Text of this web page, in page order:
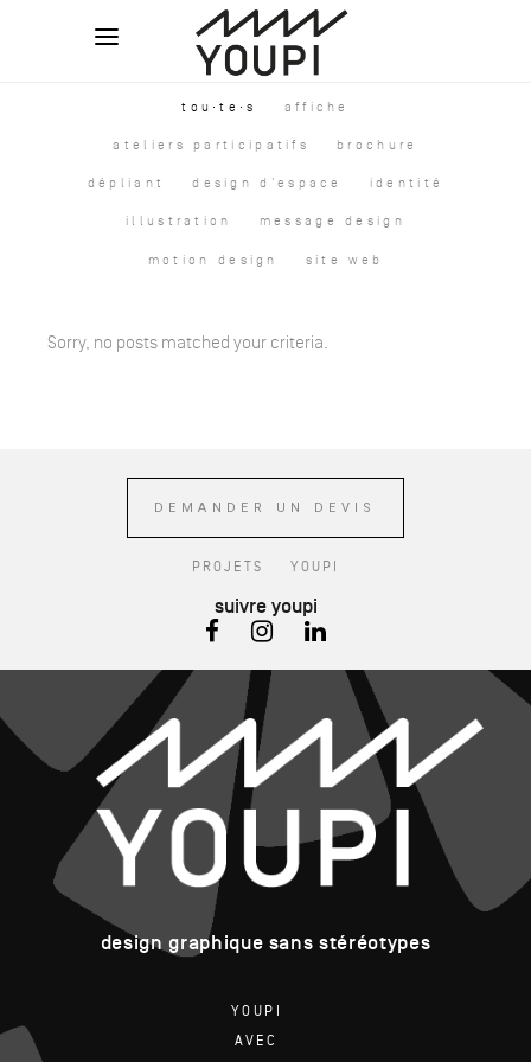
tou·te·s affiche
ateliers participatifs brochure
dépliant design d'espace identité
illustration message design
motion design site web
Sorry, no posts matched your criteria.
DEMANDER UN DEVIS
PROJETS YOUPI
suivre youpi
design graphique sans stéréotypes
YOUPI
AVEC